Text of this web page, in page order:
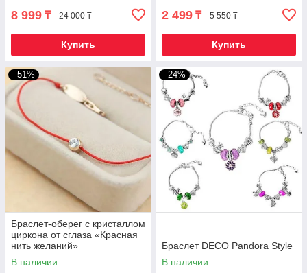
8 999 ₸ 24 000 ₸
Купить
2 499 ₸ 5 550 ₸
Купить
–51%
Браслет-оберег с кристаллом
циркона от сглаза «Красная
нить желаний»
В наличии
–24%
Браслет DECO Pandora Style
В наличии